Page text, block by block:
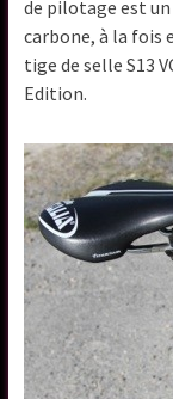
de pilotage est
carbone, à la fois
tige de selle S13
Edition.